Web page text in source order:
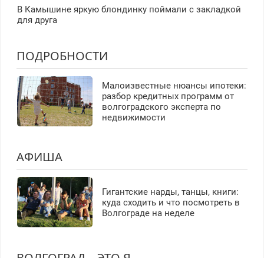
В Камышине яркую блондинку поймали с закладкой
для друга
ПОДРОБНОСТИ
Малоизвестные нюансы ипотеки:
разбор кредитных программ от
волгоградского эксперта по
недвижимости
АФИША
Гигантские нарды, танцы, книги:
куда сходить и что посмотреть в
Волгограде на неделе